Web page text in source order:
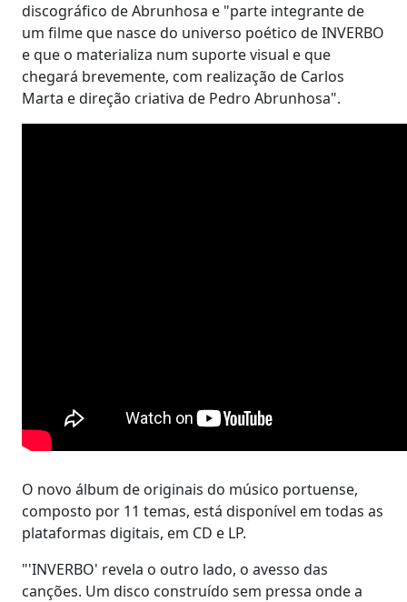
discográfico de Abrunhosa e "parte integrante de
um filme que nasce do universo poético de INVERBO
e que o materializa num suporte visual e que
chegará brevemente, com realização de Carlos
Marta e direção criativa de Pedro Abrunhosa".
O novo álbum de originais do músico portuense,
composto por 11 temas, está disponível em todas as
plataformas digitais, em CD e LP.
"'INVERBO' revela o outro lado, o avesso das
canções. Um disco construído sem pressa onde a